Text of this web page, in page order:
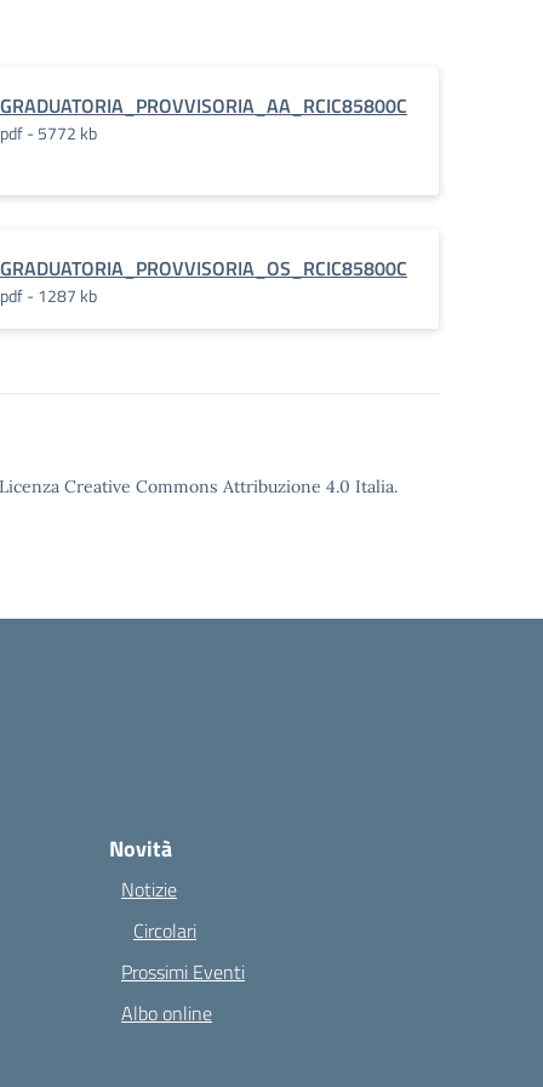
GRADUATORIA_PROVVISORIA_AA_RCIC85800C
pdf - 5772 kb
GRADUATORIA_PROVVISORIA_OS_RCIC85800C
pdf - 1287 kb
Creative Commons Attribuzione 4.0 Italia.
Novità
Notizie
Circolari
Prossimi Eventi
Albo online